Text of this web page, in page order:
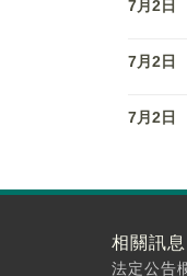
7月2日
7月2日
7月2日
相關訊息
法定公告